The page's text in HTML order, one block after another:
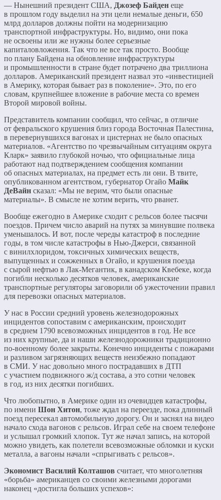
— Нынешний президент США, Джозеф Байден еще
в прошлом году выделил на эти цели немалые деньги, 650
млрд долларов должны пойти на модернизацию
транспортной инфраструктуры. Но, видимо, они пока
не освоены или же нужны более серьезные
капиталовложения. Так что не все так просто. Вообще
по плану Байдена на обновление инфраструктуры
и промышленности в стране будет потрачено два триллиона
долларов. Американский президент назвал это «инвестицией
в Америку, которая бывает раз в поколение». Это, по его
словам, крупнейшее вложение в рабочие места со времен
Второй мировой войны.
Представитель компании сообщил, что сейчас, в отличие
от февральского крушения близ города Восточная Палестина,
в перевернувшихся вагонах и цистернах не было опасных
материалов. «Агентство по чрезвычайным ситуациям округа
Кларк» заявило глубокой ночью, что официальные лица
работают над подтверждением сообщения компании
об опасных материалах, на предмет есть ли они. В твите,
опубликованном агентством, губернатор Огайо Майк
ДеВайн сказал: «Мы не верим, что были опасные
материалы». В смысле не хотим верить, что рванет.
Вообще ежегодно в Америке сходит с рельсов более тысячи
поездов. Причем число аварий на путях за минувшие полвека
уменьшалось. И вот, после череды катастроф в последние
годы, в том числе катастрофы в Нью-Джерси, связанной
с винилхлоридом, токсичных химических веществ,
выпущенных и сожженных в Огайо, и крушения поезда
с сырой нефтью в Лак-Мегантик, в канадском Квебеке, когда
погибли несколько десятков человек, американские
транспортные регуляторы заговорили об ужесточении правил
для перевозки опасных материалов.
У нас в России средний уровень железнодорожных
инцидентов сопоставим с американским, происходит
в среднем 1790 всевозможных инцидентов в год. Не все
из них крупные, да и наши железнодорожники традиционно
по-военному более закрыты. Конечно инциденты с пожарами
и разливом загрязняющих веществ неизбежно попадают
в СМИ. У нас довольно много пострадавших в ДТП
с участием подвижного ж/д состава, а это сотни человек
в год, из них десятки погибших.
Что любопытно, в Америке один из очевидцев катастрофы,
по имени Шон Хитон, тоже ждал на переезде, пока длинный
поезд пересекал автомобильную дорогу. Он и заснял на видео
начало схода вагонов с рельсов. Играл себе на своем телефоне
и услышал громкий хлопок. Тут же начал запись, на которой
можно увидеть, как полетели всевозможные обломки и куски
металла, а вагоны начали «спрыгивать с рельсов».
Экономист Василий Колташов считает, что многолетняя
«борьба» американцев со своими железными дорогами
наконец «достигла больших успехов»: